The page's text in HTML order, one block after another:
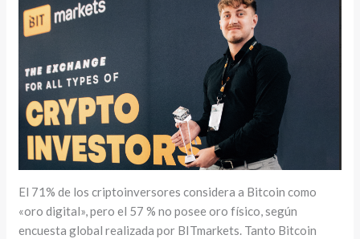
El 71% de los criptoinversores considera a Bitcoin como
«oro digital», pero el 57 % no posee oro físico, según
encuesta global realizada por BITmarkets. Tanto Bitcoin